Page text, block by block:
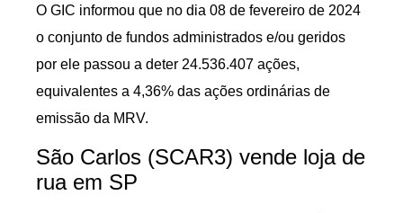
O GIC informou que no dia 08 de fevereiro de 2024
o conjunto de fundos administrados e/ou geridos
por ele passou a deter 24.536.407 ações,
equivalentes a 4,36% das ações ordinárias de
emissão da MRV.
São Carlos (SCAR3) vende loja de
rua em SP